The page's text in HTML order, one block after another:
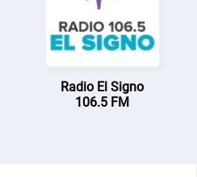
Radio El Signo
106.5 FM